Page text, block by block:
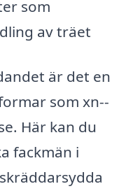
som
av träet
är det en
som xn--
Här kan du
fackmän i